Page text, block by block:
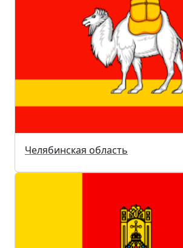
Челябинская область